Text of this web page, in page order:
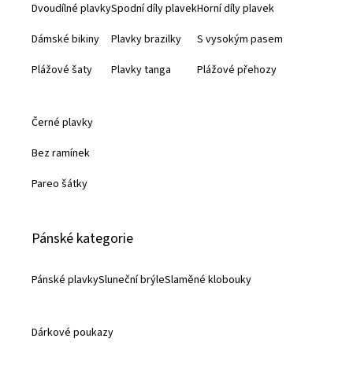
Dvoudílné plavky
Dámské bikiny
Plážové šaty
Spodní díly plavek
Plavky brazilky
Plavky tanga
Horní díly plavek
S vysokým pasem
Plážové přehozy
Černé plavky
Bez ramínek
Pareo šátky
Pánské kategorie
Pánské plavkySluneční brýleSlaměné klobouky
Dárkové poukazy